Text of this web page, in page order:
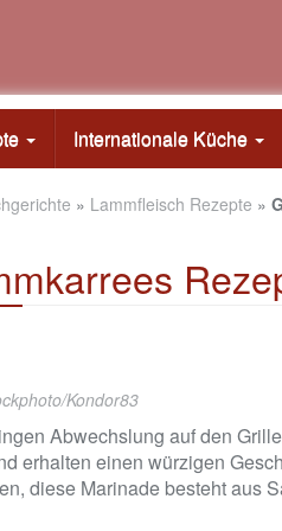
Internationale Küche
» Lammfleisch Rezepte »
Kondor83
Abwechslung auf den
erhalten einen würzigen
diese Marinade besteht aus